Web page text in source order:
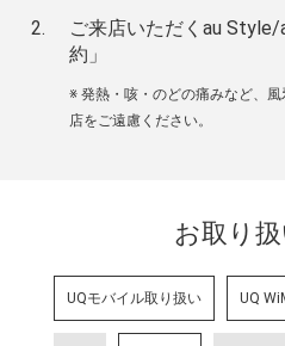
ご来店いただくau
約」
※ 発熱・咳・のどの痛みなど、
店をご遠慮ください。
お取り
UQモバイル取り扱い UQ